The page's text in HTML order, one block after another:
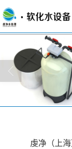
关于虔净
虔净（上海